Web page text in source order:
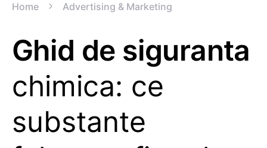
Home Advertising & Marketing
Ghid de siguranta
chimica: ce
substante